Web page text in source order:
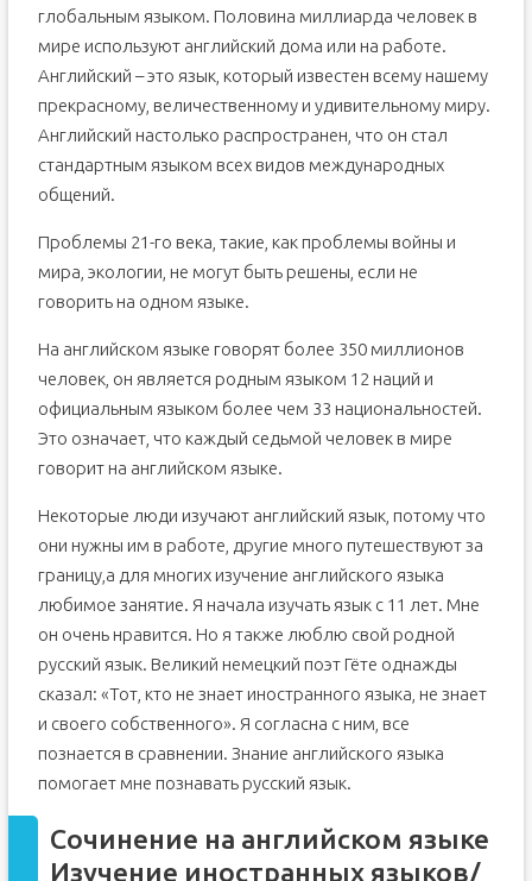
глобальным языком. Половина миллиарда человек в
мире используют английский дома или на работе.
Английский – это язык, который известен всему нашему
прекрасному, величественному и удивительному миру.
Английский настолько распространен, что он стал
стандартным языком всех видов международных
общений.
Проблемы 21-го века, такие, как проблемы войны и
мира, экологии, не могут быть решены, если не
говорить на одном языке.
На английском языке говорят более 350 миллионов
человек, он является родным языком 12 наций и
официальным языком более чем 33 национальностей.
Это означает, что каждый седьмой человек в мире
говорит на английском языке.
Некоторые люди изучают английский язык, потому что
они нужны им в работе, другие много путешествуют за
границу,а для многих изучение английского языка
любимое занятие. Я начала изучать язык с 11 лет. Мне
он очень нравится. Но я также люблю свой родной
русский язык. Великий немецкий поэт Гёте однажды
сказал: «Тот, кто не знает иностранного языка, не знает
и своего собственного». Я согласна с ним, все
познается в сравнении. Знание английского языка
помогает мне познавать русский язык.
Сочинение на английском языке
Изучение иностранных языков/